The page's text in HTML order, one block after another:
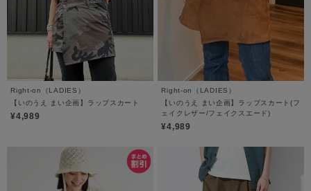
Right-on（LADIES）
【いのうえ まい企画】ラップスカート
¥4,989
Right-on（LADIES）
【いのうえ まい企画】ラップスカート(フ
ェイクレザー/フェイクスエード)
¥4,989